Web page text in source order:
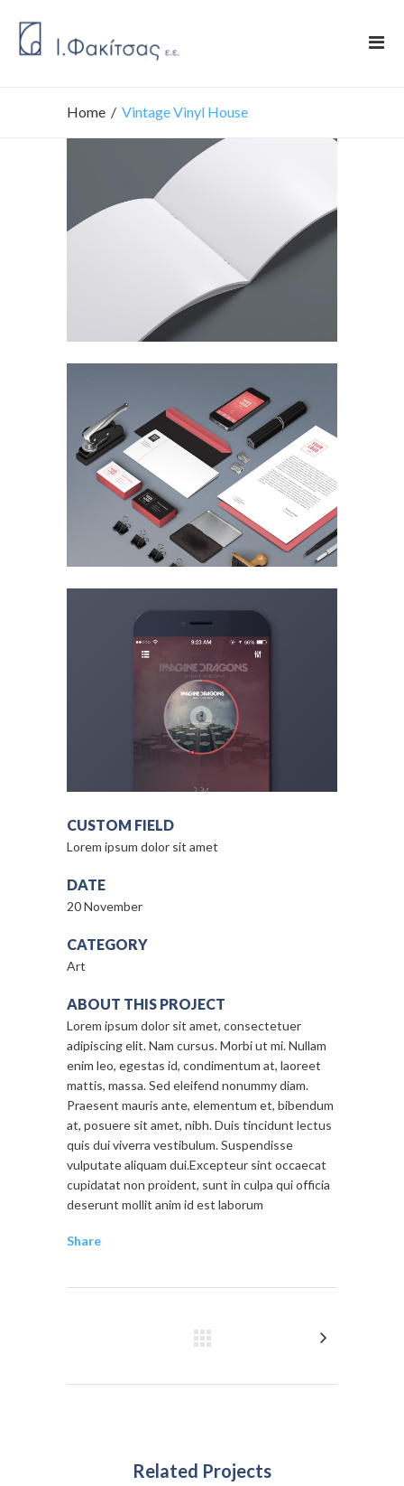
Home / Vintage Vinyl House
CUSTOM FIELD
Lorem ipsum dolor sit amet
DATE
20 November
CATEGORY
Art
ABOUT THIS PROJECT
Lorem ipsum dolor sit amet, consectetuer
adipiscing elit. Nam cursus. Morbi ut mi. Nullam
enim leo, egestas id, condimentum at, laoreet
mattis, massa. Sed eleifend nonummy diam.
Praesent mauris ante, elementum et, bibendum
at, posuere sit amet, nibh. Duis tincidunt lectus
quis dui viverra vestibulum. Suspendisse
vulputate aliquam dui.Excepteur sint occaecat
cupidatat non proident, sunt in culpa qui officia
deserunt mollit anim id est laborum
Share
Related Projects